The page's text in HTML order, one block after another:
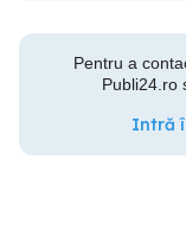
Pentru a
Publi24.ro
Intră